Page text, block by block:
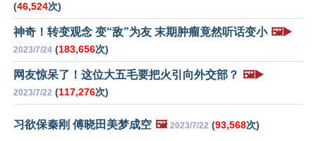
(46,524次)
神奇！转变观念 变“敌”为友 末期肿瘤竟然听话变小 🖼️▶️
2023/7/24 (183,656次)
网友惊呆了！这位大五毛要把火引向外交部？ 🖼️▶️
2023/7/22 (117,276次)
习欲保秦刚 傅晓田美梦成空 🖼️ 2023/7/22 (93,568次)